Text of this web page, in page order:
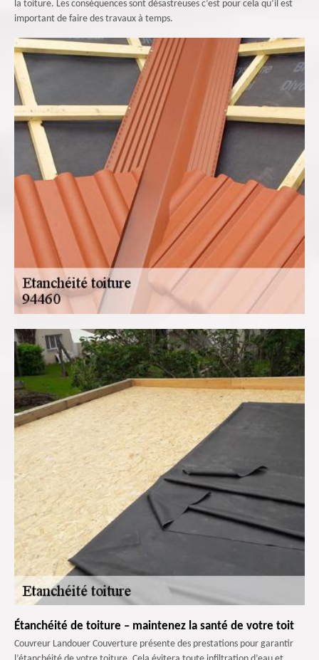
la toiture. Les conséquences sont désastreuses c’est pour cela qu’il est
important de faire des travaux à temps.
Étanchéité de toiture – maintenez la santé de votre toit
Couvreur Landouer Couverture présente des prestations pour garantir